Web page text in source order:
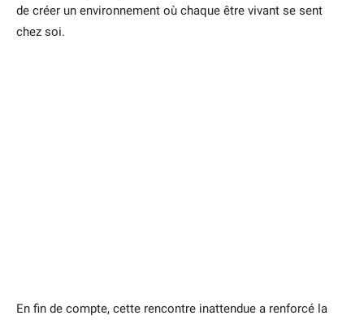
de créer un environnement où chaque être vivant se sent
chez soi.
En fin de compte, cette rencontre inattendue a renforcé la